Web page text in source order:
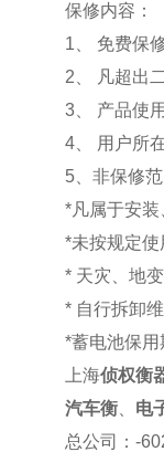
保修内容：
1 、 免费保
2、 凡超出
3、 产品使
4、 用户所
5、非保修
*凡属于安
*未按规定
* 天灾、地
* 自行拆卸
*蓄电池保用
上海侦权衡
汽车衡
电
总公司
：-